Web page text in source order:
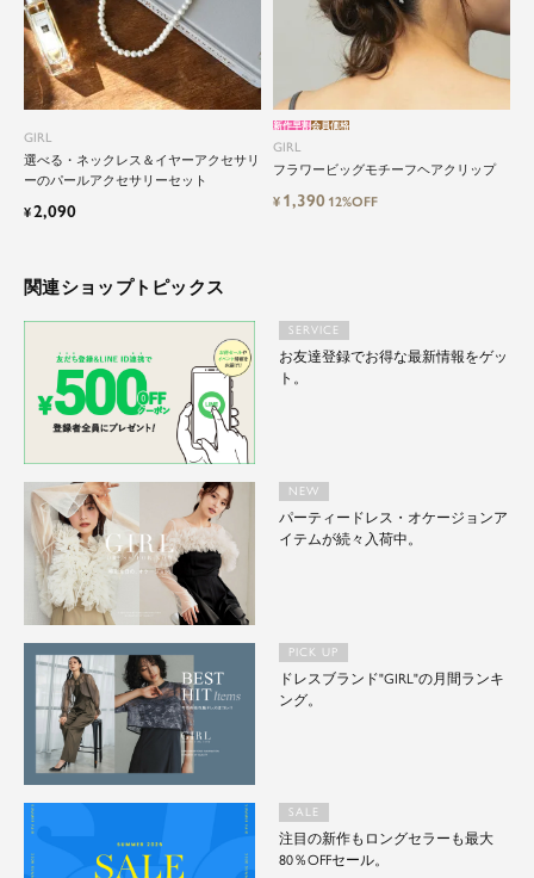
GIRL
選べる・ネックレス＆イヤーアクセサリ
ーのパールアクセサリーセット
¥2,090
GIRL
フラワービッグモチーフヘアクリップ
新作早割会員価格
¥ 1,390 12%OFF
関連ショップトピックス
SERVICE
お友達登録でお得な最新情報をゲッ
ト。
NEW
パーティードレス・オケージョンア
イテムが続々入荷中。
PICK UP
ドレスブランド"GIRL"の月間ランキ
ング。
SALE
注目の新作もロングセラーも最大
80％OFFセール。